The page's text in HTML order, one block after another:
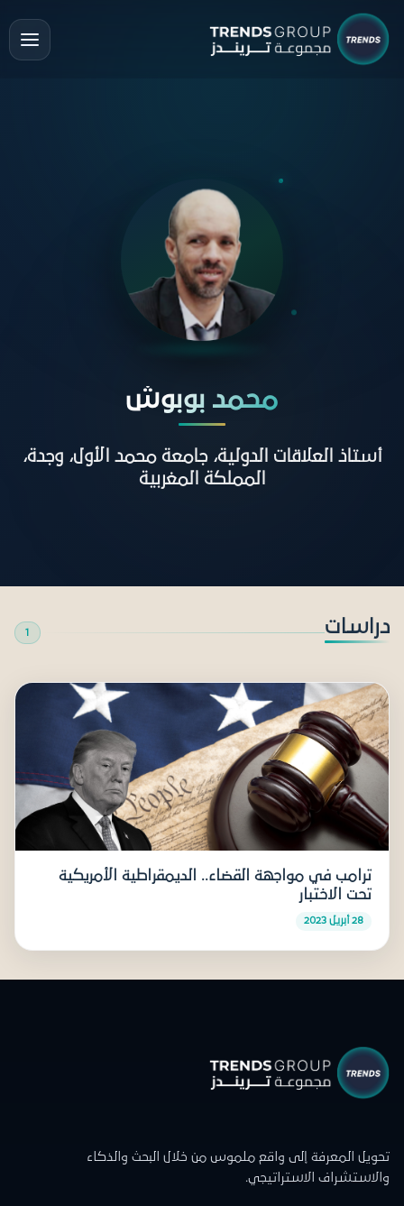
محمد بوبوش
أستاذ العلاقات الدولية، جامعة محمد الأول، وجدة،
المملكة المغربية
دراسات 1
ترامب في مواجهة القضاء.. الديمقراطية الأمريكية
تحت الاختبار
28 أبريل 2023
تحويل المعرفة إلى واقع ملموس من خلال البحث والذكاء
والاستشراف الاستراتيجي.